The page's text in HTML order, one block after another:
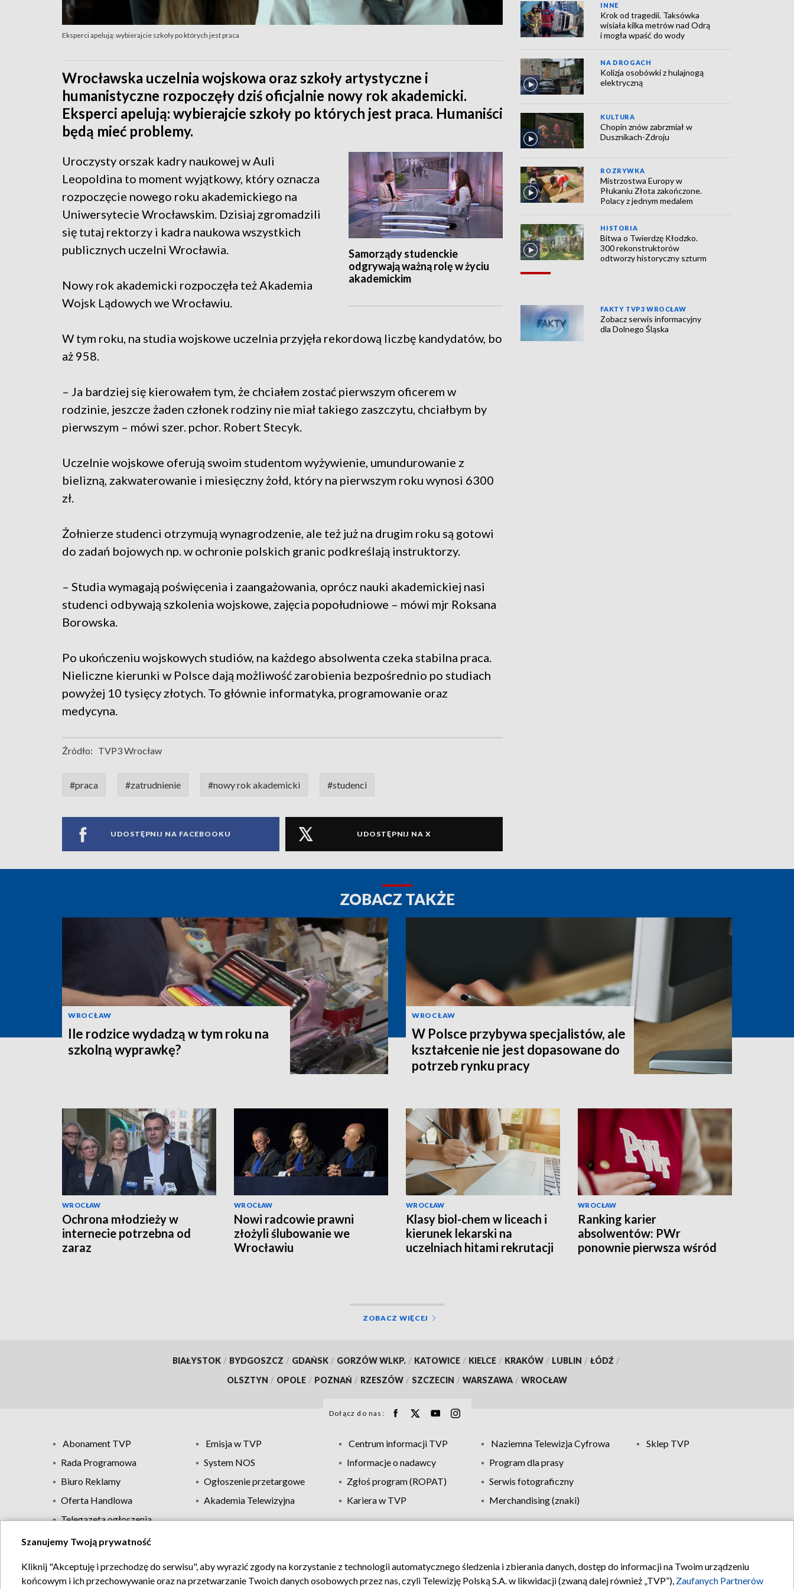
Eksperci apelują: wybierajcie szkoły po których jest praca
Wrocławska uczelnia wojskowa oraz szkoły artystyczne i
humanistyczne rozpoczęły dziś oficjalnie nowy rok akademicki.
Eksperci apelują: wybierajcie szkoły po których jest praca. Humaniści
będą mieć problemy.
Samorządy studenckie
odgrywają ważną rolę w życiu
akademickim
Uroczysty orszak kadry naukowej w Auli
Leopoldina to moment wyjątkowy, który oznacza
rozpoczęcie nowego roku akademickiego na
Uniwersytecie Wrocławskim. Dzisiaj zgromadzili
się tutaj rektorzy i kadra naukowa wszystkich
publicznych uczelni Wrocławia.
Nowy rok akademicki rozpoczęła też Akademia
Wojsk Lądowych we Wrocławiu.
W tym roku, na studia wojskowe uczelnia przyjęła rekordową liczbę kandydatów, bo
aż 958.
– Ja bardziej się kierowałem tym, że chciałem zostać pierwszym oficerem w
rodzinie, jeszcze żaden członek rodziny nie miał takiego zaszczytu, chciałbym by
pierwszym – mówi szer. pchor. Robert Stecyk.
Uczelnie wojskowe oferują swoim studentom wyżywienie, umundurowanie z
bielizną, zakwaterowanie i miesięczny żołd, który na pierwszym roku wynosi 6300
zł.
Żołnierze studenci otrzymują wynagrodzenie, ale też już na drugim roku są gotowi
do zadań bojowych np. w ochronie polskich granic podkreślają instruktorzy.
– Studia wymagają poświęcenia i zaangażowania, oprócz nauki akademickiej nasi
studenci odbywają szkolenia wojskowe, zajęcia popołudniowe – mówi mjr Roksana
Borowska.
Po ukończeniu wojskowych studiów, na każdego absolwenta czeka stabilna praca.
Nieliczne kierunki w Polsce dają możliwość zarobienia bezpośrednio po studiach
powyżej 10 tysięcy złotych. To głównie informatyka, programowanie oraz
medycyna.
Źródło: TVP3 Wrocław
#praca #zatrudnienie #nowy rok akademicki #studenci
UDOSTĘPNIJ NA FACEBOOKU UDOSTĘPNIJ NA X
INNE
Krok od tragedii. Taksówka
wisiała kilka metrów nad Odrą
i mogła wpaść do wody
NA DROGACH
Kolizja osobówki z hulajnogą
elektryczną
KULTURA
Chopin znów zabrzmiał w
Dusznikach-Zdroju
ROZRYWKA
Mistrzostwa Europy w
Płukaniu Złota zakończone.
Polacy z jednym medalem
HISTORIA
Bitwa o Twierdzę Kłodzko.
300 rekonstruktorów
odtworzy historyczny szturm
FAKTY TVP3 WROCŁAW
Zobacz serwis informacyjny
dla Dolnego Śląska
ZOBACZ TAKŻE
WROCŁAW
Ile rodzice wydadzą w tym roku na
szkolną wyprawkę?
WROCŁAW
W Polsce przybywa specjalistów, ale
kształcenie nie jest dopasowane do
potrzeb rynku pracy
WROCŁAW
Ochrona młodzieży w
internecie potrzebna od
zaraz
WROCŁAW
Nowi radcowie prawni
złożyli ślubowanie we
Wrocławiu
WROCŁAW
Klasy biol-chem w liceach i
kierunek lekarski na
uczelniach hitami rekrutacji
WROCŁAW
Ranking karier
absolwentów: PWr
ponownie pierwsza wśród
ZOBACZ WIĘCEJ
BIAŁYSTOK / BYDGOSZCZ / GDAŃSK / GORZÓW WLKP. / KATOWICE / KIELCE / KRAKÓW / LUBLIN / ŁÓDŹ /
OLSZTYN / OPOLE / POZNAŃ / RZESZÓW / SZCZECIN / WARSZAWA / WROCŁAW
Dołącz do nas:
Abonament TVP Emisja w TVP Centrum informacji TVP Naziemna Telewizja Cyfrowa
Sklep TVP
Rada Programowa
System NOS Informacje o nadawcy
Program dla prasy
Biuro Reklamy
Ogłoszenie przetargowe Zgłoś program (ROPAT)
Serwis fotograficzny
Oferta Handlowa
Akademia Telewizyjna Kariera w TVP
Merchandising (znaki)
Telegazeta ogłoszenia
Regulamin TVP Polityka prywatności Moje zgody Pomoc Biuro reklamy Kontakt
Szanujemy Twoją prywatność
Kliknij "Akceptuję i przechodzę do serwisu", aby wyrazić zgody na korzystanie z technologii automatycznego śledzenia i zbierania danych, dostęp do informacji na Twoim urządzeniu
końcowym i ich przechowywanie oraz na przetwarzanie Twoich danych osobowych przez nas, czyli Telewizję Polską S.A. w likwidacji (zwaną dalej również „TVP”), Zaufanych Partnerów